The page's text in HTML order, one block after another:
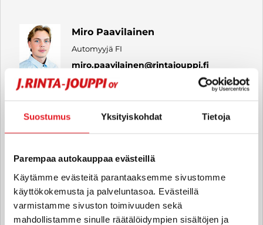
Suostumus Yksityiskohdat Tietoja
Parempaa autokauppaa evästeillä
Käytämme evästeitä parantaaksemme sivustomme
käyttökokemusta ja palveluntasoa. Evästeillä
varmistamme sivuston toimivuuden sekä
mahdollistamme sinulle räätälöidympien sisältöjen ja
Miro Paavilainen
Automyyjä FI
miro.paavilainen@rintajouppi.fi
Automyyjä, hyötyajoneuvot FI | EN
jani.vasilev@rintajouppi.fi
040 711 9894